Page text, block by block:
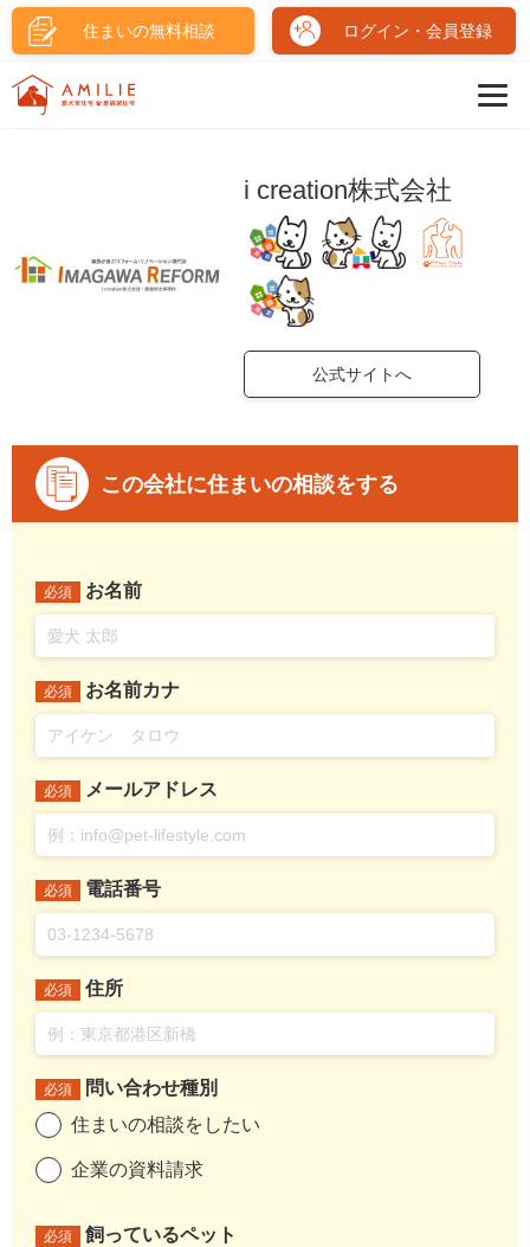
住まいの無料相談 ログイン・会員登録
i creation株式会社
公式サイトへ
この会社に住まいの相談をする
必須 お名前
必須 お名前カナ
必須 メールアドレス
必須 電話番号
必須 住所
必須
問い合わせ種別
住まいの相談をしたい
企業の資料請求
必須
飼っているペット